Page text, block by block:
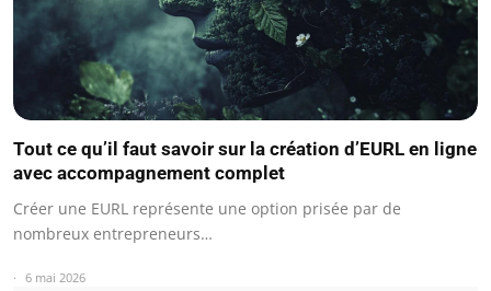
Tout ce qu’il faut savoir sur la création d’EURL en ligne
avec accompagnement complet
Créer une EURL représente une option prisée par de
nombreux entrepreneurs…
6 mai 2026